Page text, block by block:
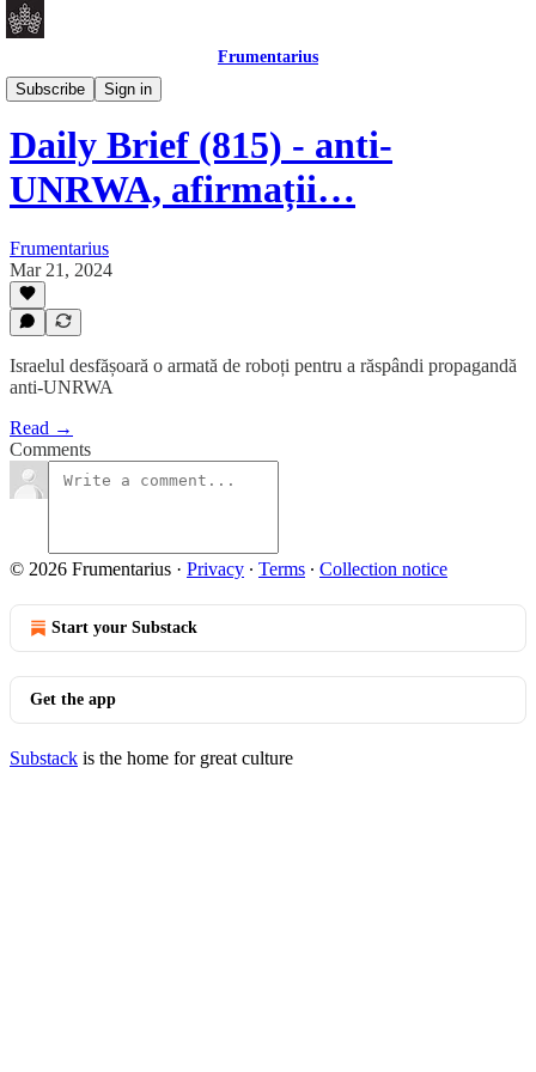
Frumentarius
Subscribe
Sign in
Daily Brief
Daily Brief (815) - anti-
UNRWA, afirmații…
Frumentarius
Mar 21, 2024
Israelul desfășoară o armată de roboți pentru a răspândi propagandă
anti-UNRWA
Read →
Comments
© 2026 Frumentarius · Privacy ∙ Terms ∙ Collection notice
Start your Substack
Get the app
Substack is the home for great culture